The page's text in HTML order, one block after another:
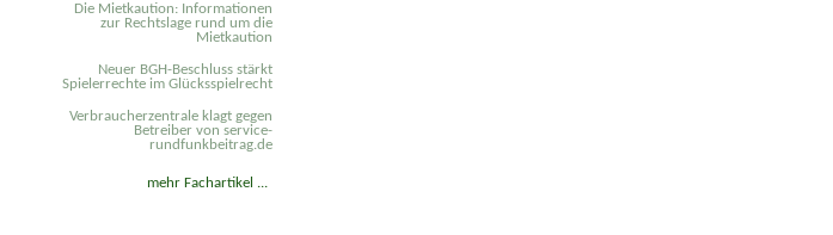
Die Mietkaution: Informationen
zur Rechtslage rund um die
Mietkaution
Neuer BGH-Beschluss stärkt
Spielerrechte im Glücksspielrecht
Verbraucherzentrale klagt gegen
Betreiber von service-
rundfunkbeitrag.de
mehr Fachartikel ...